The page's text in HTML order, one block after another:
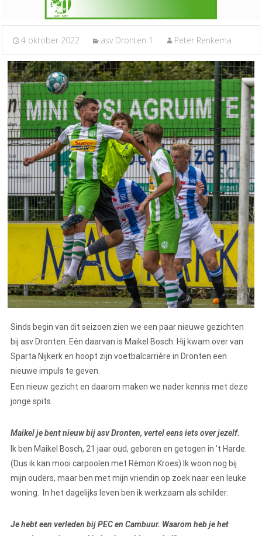
4 oktober 2022 asv Dronten 1 Peter Renkema
Sinds begin van dit seizoen zien we een paar nieuwe gezichten
bij asv Dronten. Eén daarvan is Maikel Bosch. Hij kwam over van
Sparta Nijkerk en hoopt zijn voetbalcarrière in Dronten een
nieuwe impuls te geven.
Een nieuw gezicht en daarom maken we nader kennis met deze
jonge spits.
Maikel je bent nieuw bij asv Dronten, vertel eens iets over jezelf.
Ik ben Maikel Bosch, 21 jaar oud, geboren en getogen in ’t Harde.
(Dus ik kan mooi carpoolen met Rèmon Kroes) Ik woon nog bij
mijn ouders, maar ben met mijn vriendin op zoek naar een leuke
woning. In het dagelijks leven ben ik werkzaam als schilder.
Je hebt een verleden bij PEC en Cambuur. Waarom heb je het